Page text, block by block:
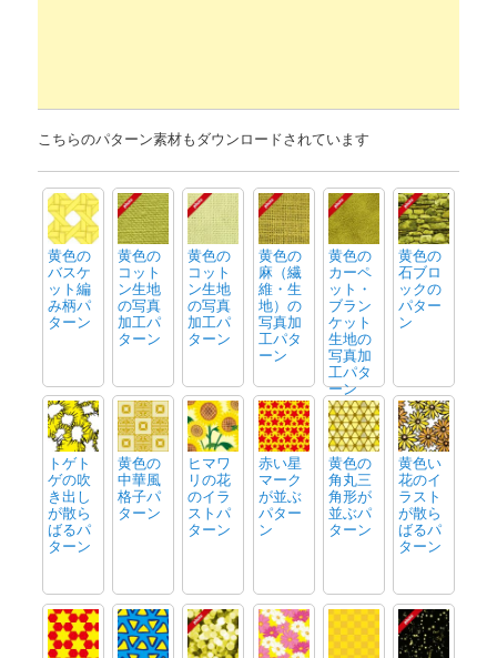
こちらのパターン素材もダウンロードされています
黄色の
バスケ
ット編
み柄パ
ターン
黄色の
コット
ン生地
の写真
加工パ
ターン
黄色の
コット
ン生地
の写真
加工パ
ターン
黄色の
麻（繊
維・生
地）の
写真加
工パタ
ーン
黄色の
カーペ
ット・
ブラン
ケット
生地の
写真加
工パタ
ーン
黄色の
石ブロ
ックの
パター
ン
トゲト
ゲの吹
き出し
が散ら
ばるパ
ターン
黄色の
中華風
格子パ
ターン
ヒマワ
リの花
のイラ
ストパ
ターン
赤い星
マーク
が並ぶ
パター
ン
黄色の
角丸三
角形が
並ぶパ
ターン
黄色い
花のイ
ラスト
が散ら
ばるパ
ターン